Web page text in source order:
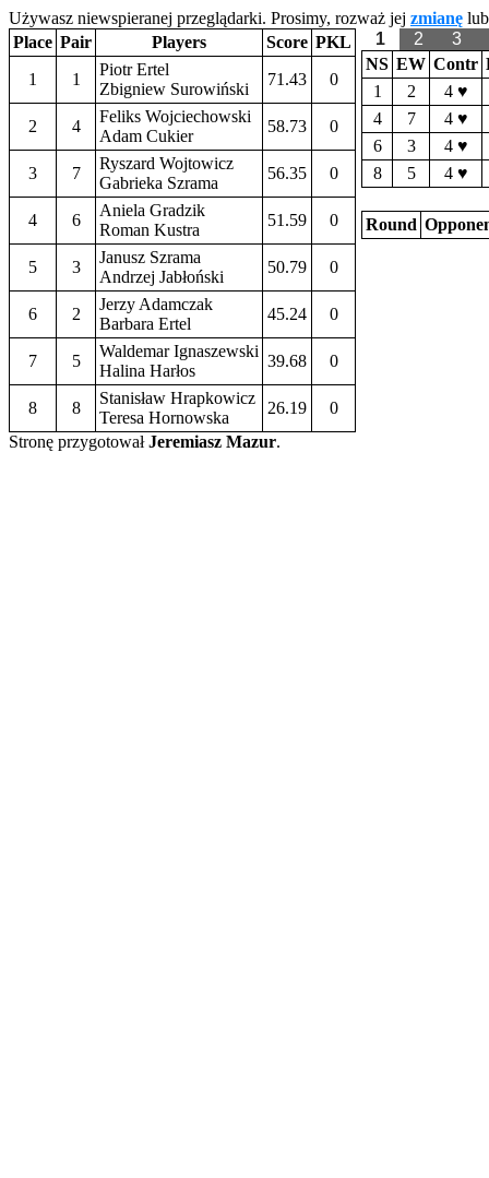
Używasz niewspieranej przeglądarki. Prosimy, rozważ jej zmianę
Place Pair Players Score PKL
1
1
Piotr Ertel
Zbigniew Surowiński
71.43 0
2 4
Feliks Wojciechowski
Adam Cukier
58.73 0
3 7
Ryszard Wojtowicz
Gabrieka Szrama
56.35 0
4 6
Aniela Gradzik
Roman Kustra
51.59 0
5 3
Janusz Szrama
Andrzej Jabłoński
50.79 0
6 2
Jerzy Adamczak
Barbara Ertel
45.24 0
7 5
Waldemar Ignaszewski
Halina Harłos
39.68 0
8 8
Stanisław Hrapkowicz
Teresa Hornowska
26.19 0
1 2
3
NS EW Contr
1
2
4 ♥
4
7
4 ♥
6
3
4 ♥
8
5 4 ♥
Round
Stronę przygotowałJeremiasz Mazur.